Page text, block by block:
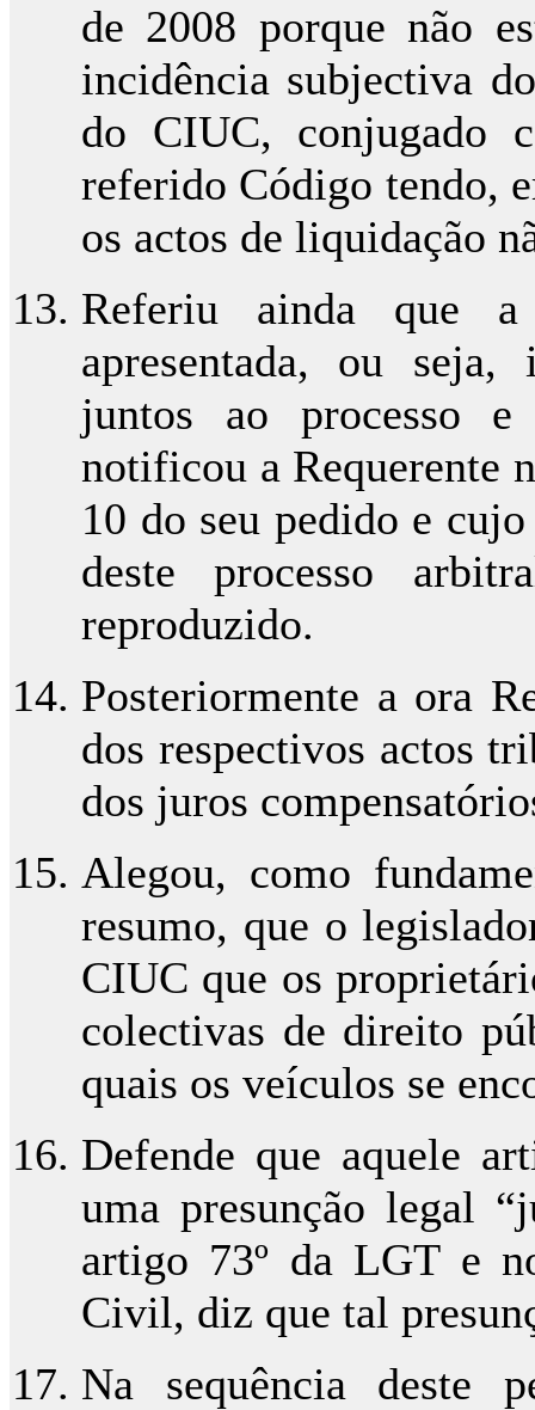
de 2008 porque não
incidência subjectiva
do CIUC, conjugado
referido Código tendo,
os actos de liquidação
Referiu ainda que
apresentada, ou seja,
juntos ao processo
notificou a Requerente
10 do seu pedido e
deste processo
reproduzido.
Posteriormente a ora
dos respectivos actos
dos juros
Alegou, como
resumo, que o
CIUC que os
colectivas de direito
quais os veículos se
Defende que aquele
uma presunção legal
artigo 73º da LGT e
Civil, diz que tal
Na sequência deste